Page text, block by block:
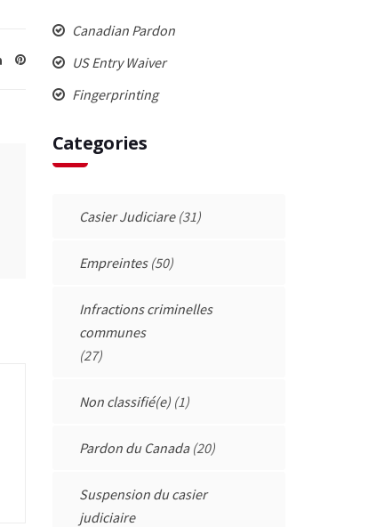
Canadian Pardon
US Entry Waiver
Fingerprinting
Categories
Casier Judiciare(31)
Empreintes(50)
Infractions criminelles
communes
(27)
Non classifié(e)(1)
Pardon du Canada(20)
Suspension du casier
judiciaire